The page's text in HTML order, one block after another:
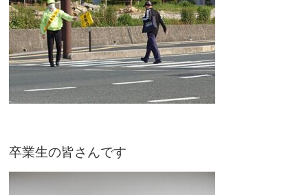
卒業生の皆さんです